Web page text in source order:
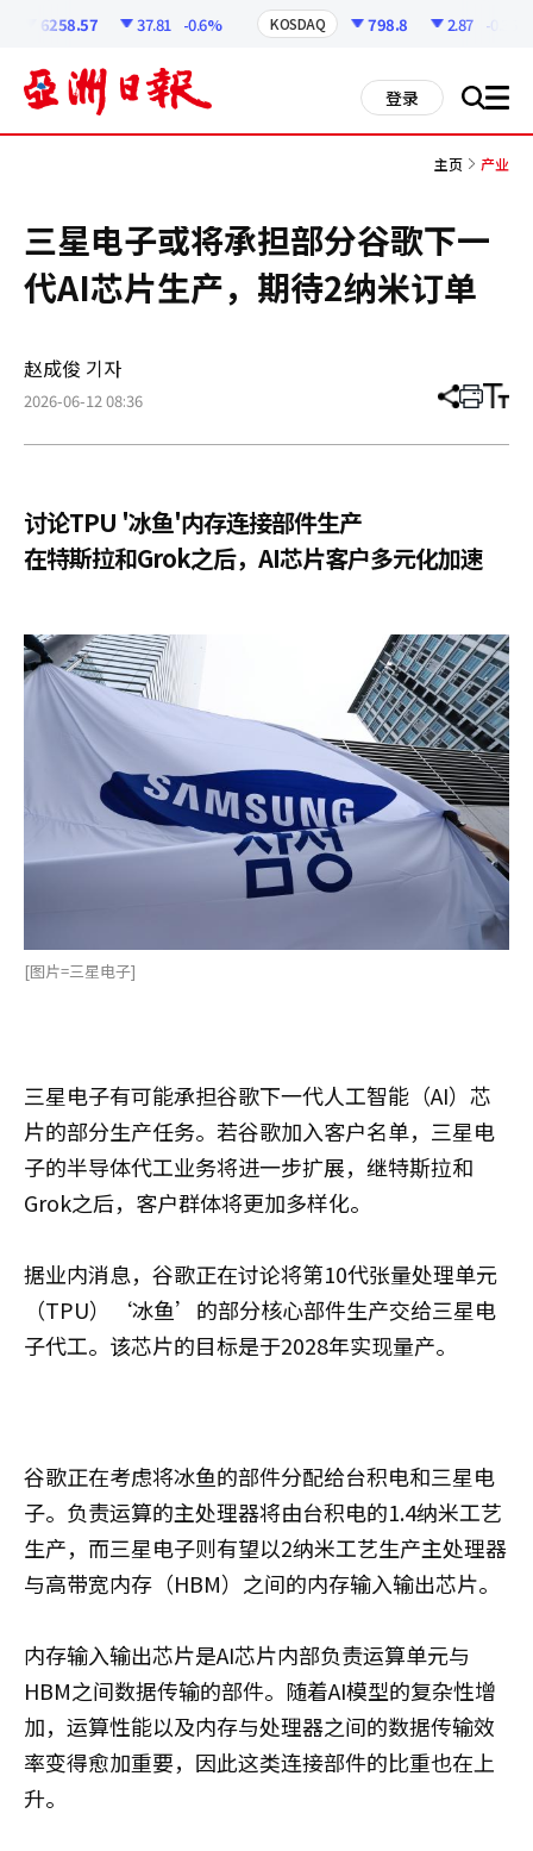
6258.57 37.81 -0.6% KOSDAQ 798.8 2.87 -0.36%
登录 搜 all
主页 产业
三星电子或将承担部分谷歌下一
代AI芯片生产，期待2纳米订单
赵成俊 기자
2026-06-12 08:36 分
章
打 调
小
讨论TPU '冰鱼'内存连接部件生产
在特斯拉和Grok之后，AI芯片客户多元化加速
[图片=三星电子]
三星电子有可能承担谷歌下一代人工智能（AI）芯
片的部分生产任务。若谷歌加入客户名单，三星电
子的半导体代工业务将进一步扩展，继特斯拉和
Grok之后，客户群体将更加多样化。
据业内消息，谷歌正在讨论将第10代张量处理单元
（TPU）‘冰鱼’的部分核心部件生产交给三星电
子代工。该芯片的目标是于2028年实现量产。
谷歌正在考虑将冰鱼的部件分配给台积电和三星电
子。负责运算的主处理器将由台积电的1.4纳米工艺
生产，而三星电子则有望以2纳米工艺生产主处理器
与高带宽内存（HBM）之间的内存输入输出芯片。
内存输入输出芯片是AI芯片内部负责运算单元与
HBM之间数据传输的部件。随着AI模型的复杂性增
加，运算性能以及内存与处理器之间的数据传输效
率变得愈加重要，因此这类连接部件的比重也在上
升。